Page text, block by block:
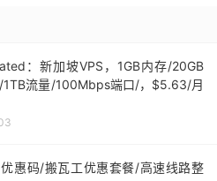
：新加坡VPS，1GB内存/20GB
1TB流量/100Mbps端口/，$5.63/月
惠码/搬瓦工优惠套餐/高速线路整